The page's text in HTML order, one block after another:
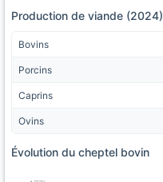
Production de viande (2024)
Bovins
Porcins
Caprins
Ovins
Évolution du cheptel bovin